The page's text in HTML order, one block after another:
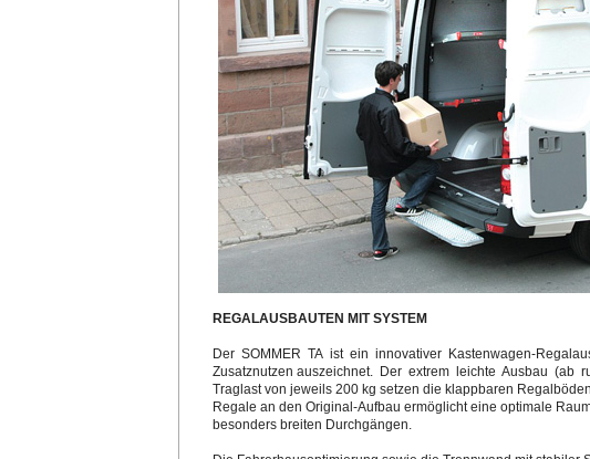
REGALAUSBAUTEN MIT SYSTEM
Der SOMMER TA ist ein innovativer Kastenwagen-
Zusatznutzen auszeichnet. Der extrem leichte Ausbau (ab
Traglast von jeweils 200 kg setzen die klappbaren
Regale an den Original-Aufbau ermöglicht eine optimale
besonders breiten Durchgängen.